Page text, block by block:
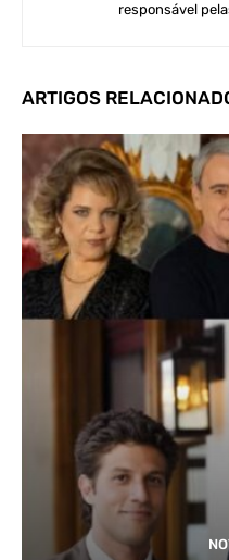
responsável
ARTIGOS